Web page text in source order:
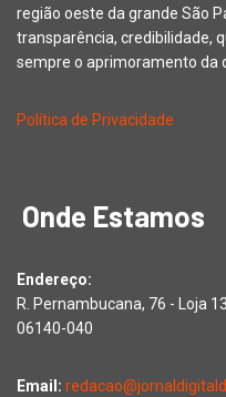
região oeste da grande São
transparência, credibilidade,
sempre o aprimoramento da
Política de Privacidade
Onde Estamos
Endereço:
R. Pernambucana, 76 - Loja
06140-040
Email: